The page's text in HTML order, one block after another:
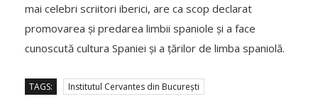
mai celebri scriitori iberici, are ca scop declarat
promovarea și predarea limbii spaniole și a face
cunoscută cultura Spaniei și a țărilor de limba spaniolă.
TAGS: Institutul Cervantes din București